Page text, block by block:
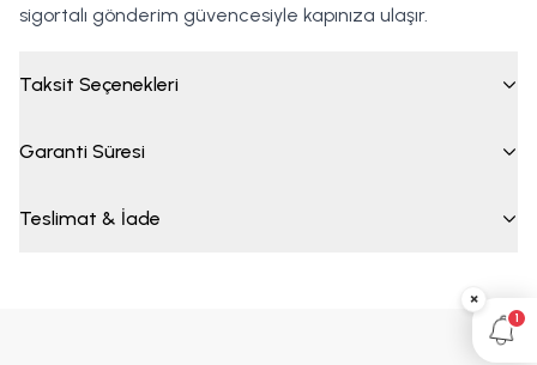
sigortalı gönderim güvencesiyle kapınıza ulaşır.
Taksit Seçenekleri
Garanti Süresi
Teslimat & İade
×
1